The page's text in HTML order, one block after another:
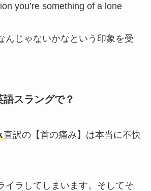
you’re something of a lone
んじゃないかなという印象を受
スラングで？
直訳の【首の痛み】は本当に不快
イラしてしまいます。そしてそ